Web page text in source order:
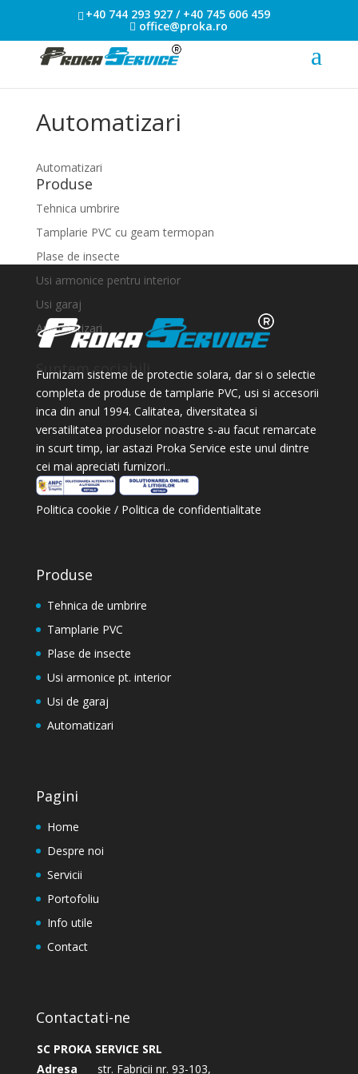
+40 744 293 927 / +40 745 606 459
office@proka.ro
Automatizari
Automatizari
Produse
Tehnica umbrire
Tamplarie PVC cu geam termopan
Plase de insecte
Usi armonice pentru interior
Usi garaj
Automatizari
Suntem sociabili
Furnizam sisteme de protectie solara, dar si o selectie
completa de produse de tamplarie PVC, usi si accesorii
inca din anul 1994. Calitatea, diversitatea si
versatilitatea produselor noastre s-au facut remarcate
in scurt timp, iar astazi Proka Service este unul dintre
cei mai apreciati furnizori..
Politica cookie / Politica de confidentialitate
Produse
Tehnica de umbrire
Tamplarie PVC
Plase de insecte
Usi armonice pt. interior
Usi de garaj
Automatizari
Pagini
Home
Despre noi
Servicii
Portofoliu
Info utile
Contact
Contactati-ne
SC PROKA SERVICE SRL
Adresa
str. Fabricii nr. 93-103,